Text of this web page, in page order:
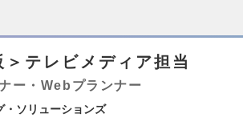
テレビメディア担当
ー・Webプランナー
・ソリューションズ